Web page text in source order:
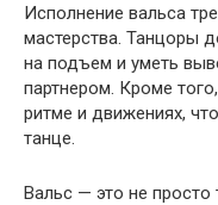
Исполнение вальса
мастерства. Танцоры
на подъем и уметь
партнером. Кроме
ритме и движениях,
танце.
Вальс — это не просто